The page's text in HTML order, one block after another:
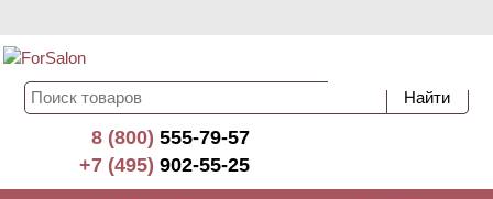
8 (800)555-79-57
+7 (495)902-55-25